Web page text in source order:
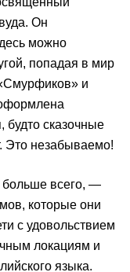
Он
можно
попадая в мир
и
будто сказочные
Это незабываемо!
больше всего, —
которые они
с удовольствием
локациям и
языка.